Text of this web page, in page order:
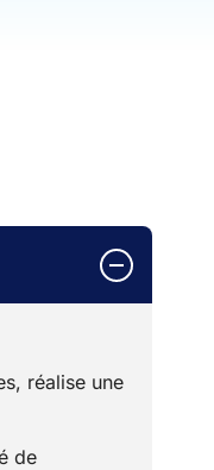
réalise une
de